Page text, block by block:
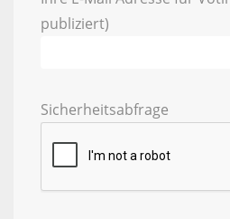
publiziert)
Sicherheitsabfrage